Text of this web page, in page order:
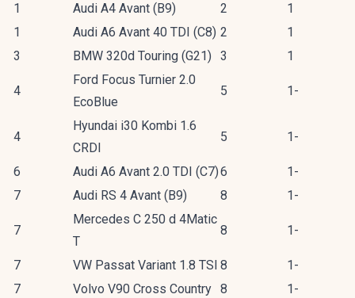
1
Audi A4 Avant (B9) 2
1
1
Audi A6 Avant 40 TDI (C8) 2
1
3
BMW 320d Touring (G21) 3 1
4
Ford Focus Turnier 2.0
EcoBlue
5 1-
4
Hyundai i30 Kombi 1.6
CRDI
5 1-
6 Audi A6 Avant 2.0 TDI (C7)6
1-
7
Audi RS 4 Avant (B9) 8 1-
7
Mercedes C 250 d 4Matic
T
8 1-
7 VW Passat Variant 1.8 TSI 8
1-
7
Volvo V90 Cross Country 8 1-